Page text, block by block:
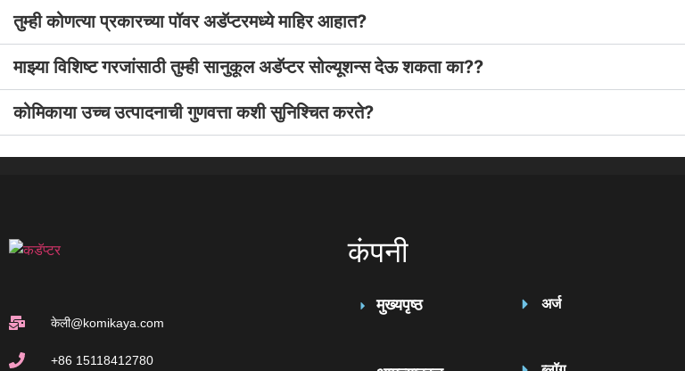
तुम्ही कोणत्या प्रकारच्या पॉवर अडॅप्टरमध्ये माहिर आहात?
माझ्या विशिष्ट गरजांसाठी तुम्ही सानुकूल अडॅप्टर सोल्यूशन्स देऊ शकता का??
कोमिकाया उच्च उत्पादनाची गुणवत्ता कशी सुनिश्चित करते?
केली@komikaya.com
+86 15118412780
कंपनी
मुख्यपृष्ठ अर्ज